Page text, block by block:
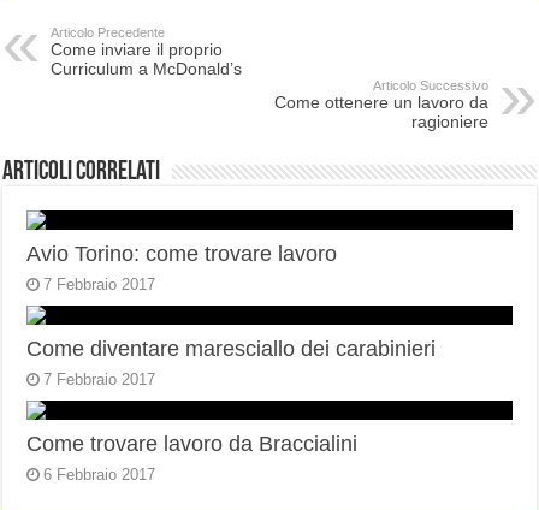
Articolo Precedente
Come inviare il proprio
Curriculum a McDonald’s
Articolo Successivo
Come ottenere un lavoro da
ragioniere
Articoli correlati
Avio Torino: come trovare lavoro
7 Febbraio 2017
Come diventare maresciallo dei carabinieri
7 Febbraio 2017
Come trovare lavoro da Braccialini
6 Febbraio 2017